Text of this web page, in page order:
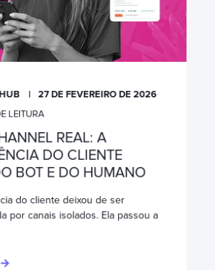
27 DE FEVEREIRO DE 2026
LEITURA
REAL: A
DO CLIENTE
BOT E DO HUMANO
do cliente deixou de ser
por canais isolados. Ela passou a